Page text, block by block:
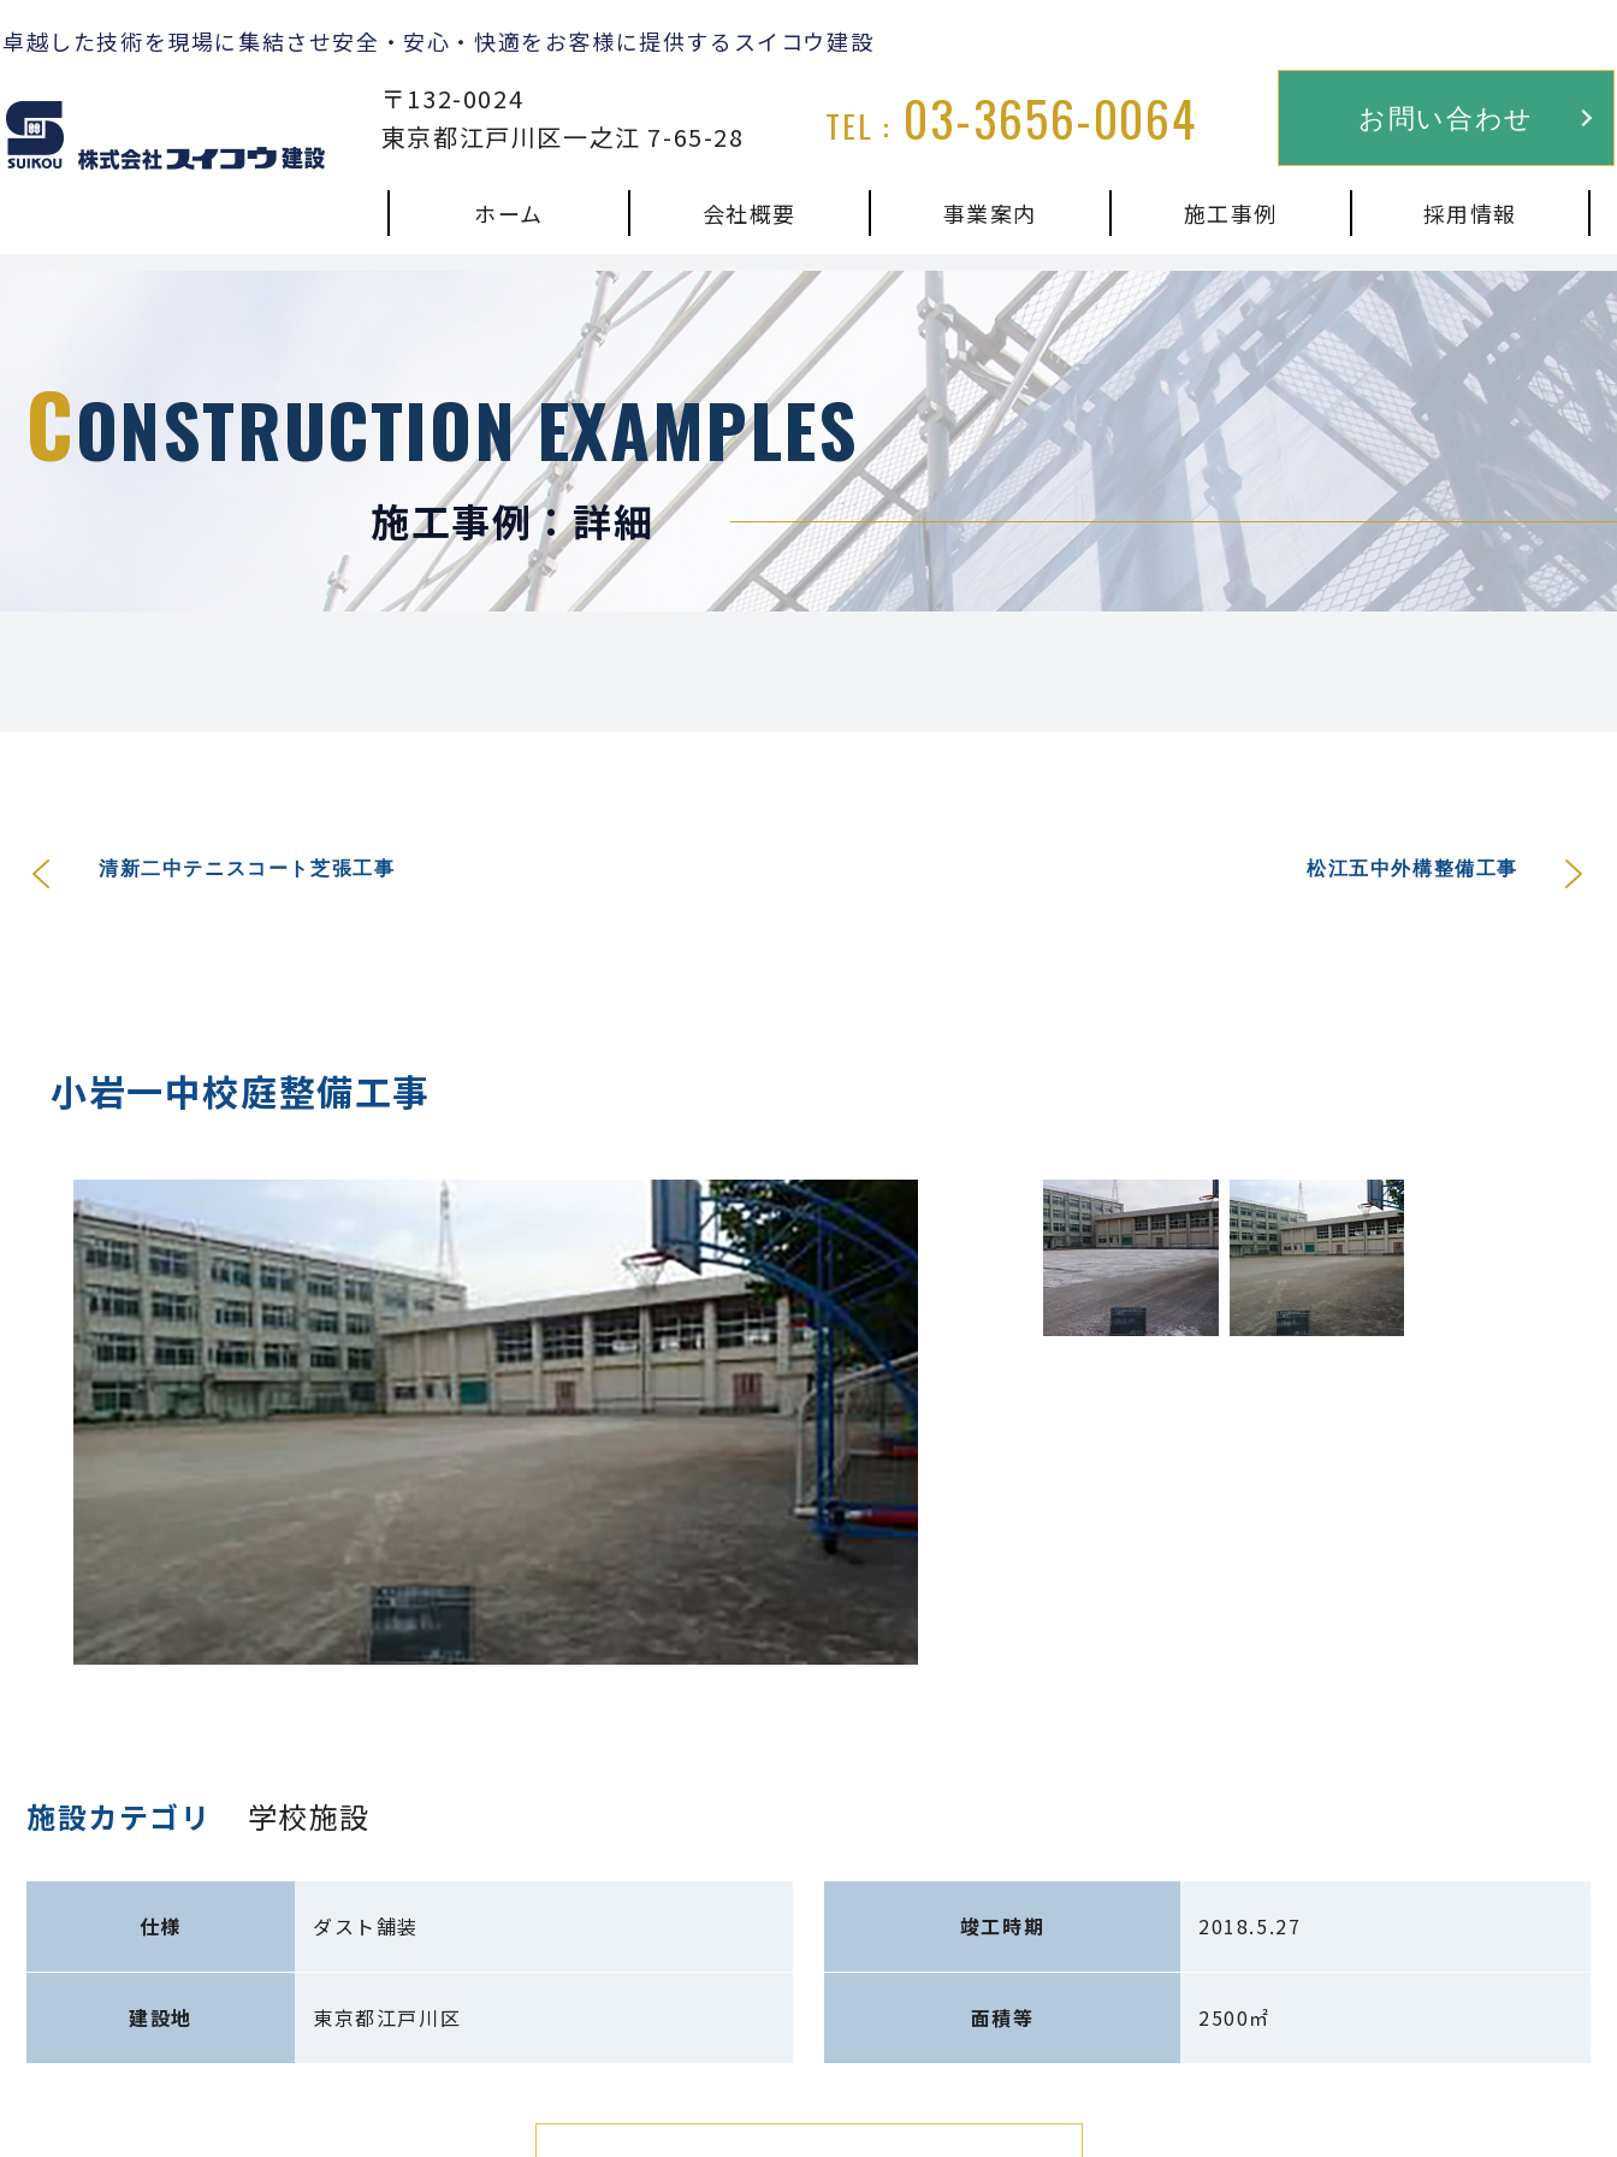
卓越した技術を現場に集結させ安全・安心・快適をお客様に提供するスイコウ建設
〒132-0024
東京都江戸川区一之江 7-65-28
TEL : 03-3656-0064 お問い合わせ
ホーム 会社概要 事業案内 施工事例 採用情報
CONSTRUCTION EXAMPLES
施工事例：詳細
清新二中テニスコート芝張工事 松江五中外構整備工事
小岩一中校庭整備工事
施設カテゴリ 学校施設
仕様 ダスト舗装
建設地 東京都江戸川区
竣工時期 2018.5.27
面積等 2500㎡